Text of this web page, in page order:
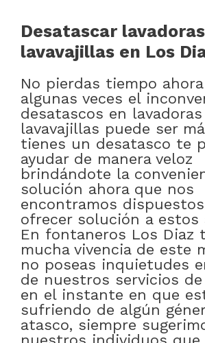
Desatascar
lavavajillas en Los
No pierdas tiempo
algunas veces el
desatascos en
lavavajillas puede ser
tienes un desatasco te
ayudar de manera veloz
brindándote la
solución ahora que nos
encontramos
ofrecer solución a estos
En fontaneros Los Diaz
mucha vivencia de este
no poseas inquietudes
de nuestros servicios
en el instante en que
sufriendo de algún
atasco, siempre